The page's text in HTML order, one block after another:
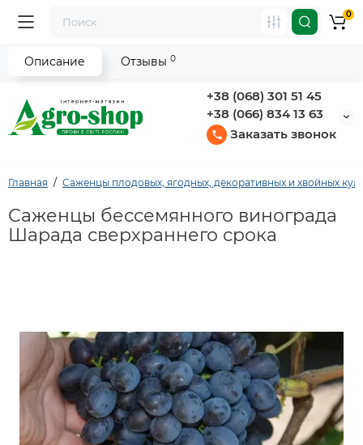
+38 (068) 301 51 45
+38 (066) 834 13 63
Заказать звонок
0
Главная Саженцы плодовых, ягодных, декоративных и хвойных
Саженцы бессемянного винограда
Шарада сверхраннего срока
Описание Отзывы 0